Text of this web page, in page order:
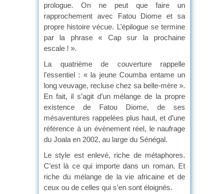
prologue. On ne peut que faire un
rapprochement avec Fatou Diome et sa
propre histoire vécue. L’épilogue se termine
par la phrase « Cap sur la prochaine
escale ! ».
La quatrième de couverture rappelle
l’essentiel : « la jeune Coumba entame un
long veuvage, recluse chez sa belle-mère ».
En fait, il s’agit d’un mélange de la propre
existence de Fatou Diome, de ses
mésaventures rappelées plus haut, et d’une
référence à un évènement réel, le naufrage
du Joala en 2002, au large du Sénégal.
Le style est enlevé, riche de métaphores.
C’est là ce qui importe dans un roman. Et
riche du mélange de la vie africaine et de
ceux ou de celles qui s’en sont éloignés.